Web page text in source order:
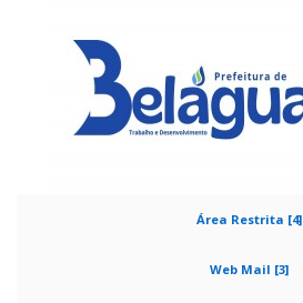
Área Restrita [4]
Web Mail [3]